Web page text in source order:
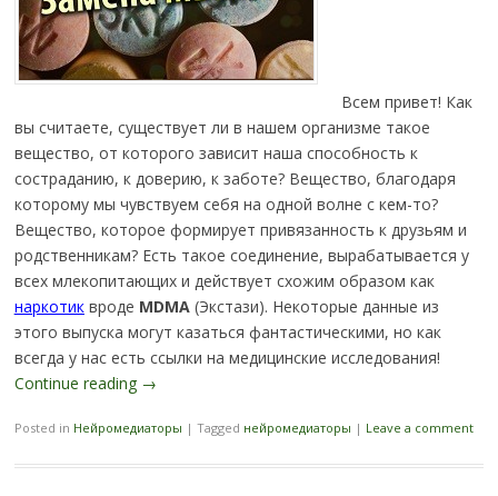
Всем привет! Как
вы считаете, существует ли в нашем организме такое
вещество, от которого зависит наша способность к
состраданию, к доверию, к заботе? Вещество, благодаря
которому мы чувствуем себя на одной волне с кем-то?
Вещество, которое формирует привязанность к друзьям и
родственникам? Есть такое соединение, вырабатывается у
всех млекопитающих и действует схожим образом как
наркотиквроде MDMA(Экстази). Некоторые данные из
этого выпуска могут казаться фантастическими, но как
всегда у нас есть ссылки на медицинские исследования!
Continue reading →
Posted in Нейромедиаторы | Tagged нейромедиаторы | Leave a comment